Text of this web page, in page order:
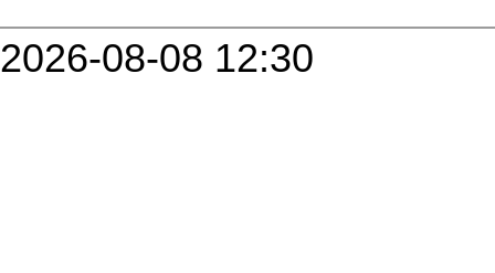
2026-08-08 12:30